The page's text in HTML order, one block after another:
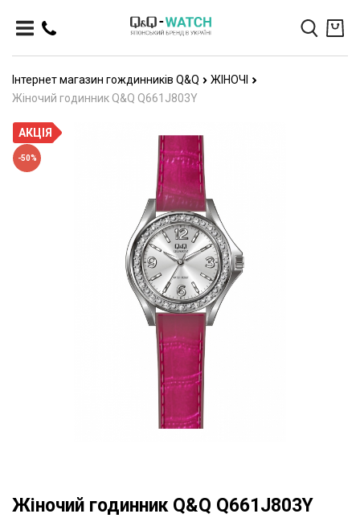
Інтернет магазин гождинників Q&Q
ЖІНОЧІ
Жіночий годинник Q&Q Q661J803Y
АКЦІЯ
-50%
Жіночий годинник Q&Q Q661J803Y